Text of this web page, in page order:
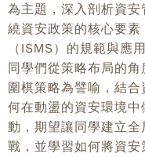
為主題，深入剖析資
繞資安政策的核心要
（ISMS）的規範與
同學們從策略布局的
圍棋策略為譬喻，結
何在動盪的資安環境
動，期望讓同學建立
戰，並學習如何將資